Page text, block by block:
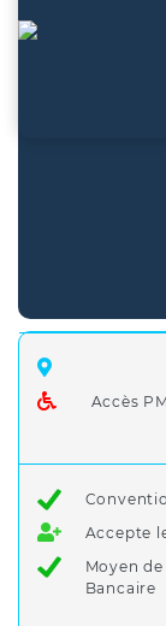
Accès
Accepte
Moyen
Bancaire